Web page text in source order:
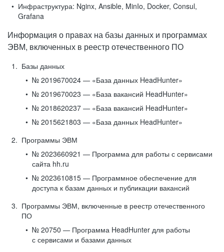
Инфраструктура: Nginx, Ansible, MinIo, Docker, Consul,
Grafana
Информация о правах на базы данных и программах
ЭВМ, включенных в реестр отечественного ПО
Базы данных
№ 2019670024 — «База данных HeadHunter»
№ 2019670023 — «База вакансий HeadHunter»
№ 2018620237 — «База вакансий HeadHunter»
№ 2015621803 — «База данных HeadHunter»
Программы ЭВМ
№ 2023660921 — Программа для работы с сервисами
сайта hh.ru
№ 2023610815 — Программное обеспечение для
доступа к базам данных и публикации вакансий
Программы ЭВМ, включенные в реестр отечественного
ПО
№ 20750 — Программа HeadHunter для работы
с сервисами и базами данных